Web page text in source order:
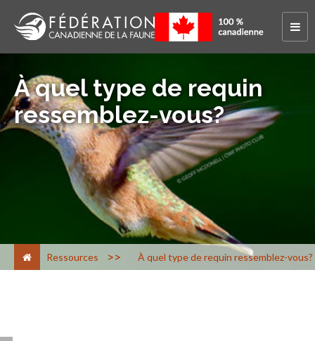
À quel type de requin
ressemblez-vous?
Ressources > À quel type de requin ressemblez-vous?